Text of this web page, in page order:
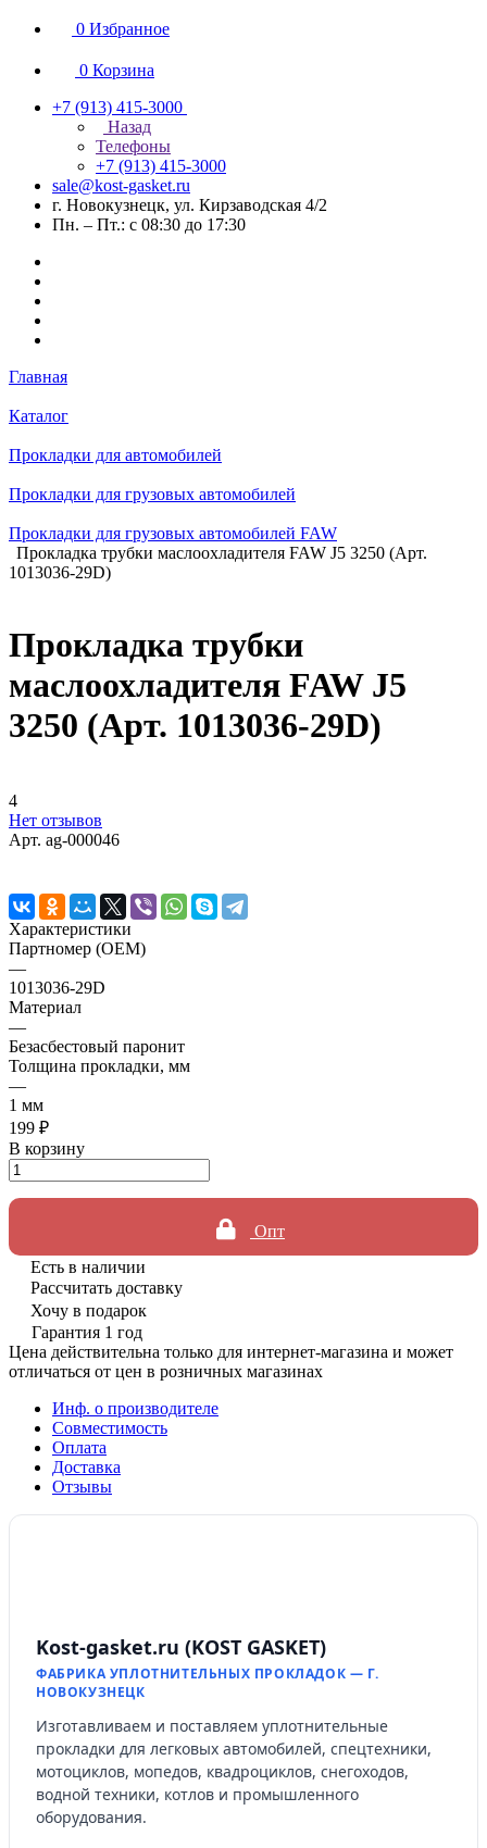
0 Избранное
0 Корзина
+7 (913) 415-3000
Назад
Телефоны
+7 (913) 415-3000
sale@kost-gasket.ru
г. Новокузнецк, ул. Кирзаводская 4/2
Пн. – Пт.: с 08:30 до 17:30
Главная
Каталог
Прокладки для автомобилей
Прокладки для грузовых автомобилей
Прокладки для грузовых автомобилей FAW
Прокладка трубки маслоохладителя FAW J5 3250 (Арт.
1013036-29D)
Прокладка трубки
маслоохладителя FAW J5
3250 (Арт. 1013036-29D)
4
Нет отзывов
Арт. ag-000046
Характеристики
Партномер (OEM)
—
1013036-29D
Материал
—
Безасбестовый паронит
Толщина прокладки, мм
—
1 мм
199 ₽
В корзину
Опт
Есть в наличии
Рассчитать доставку
Хочу в подарок
Гарантия 1 год
Цена действительна только для интернет-магазина и может
отличаться от цен в розничных магазинах
Инф. о производителе
Совместимость
Оплата
Доставка
Отзывы
Kost-gasket.ru (KOST GASKET)
ФАБРИКА УПЛОТНИТЕЛЬНЫХ ПРОКЛАДОК — Г.
НОВОКУЗНЕЦК
Изготавливаем и поставляем уплотнительные
прокладки для легковых автомобилей, спецтехники,
мотоциклов, мопедов, квадроциклов, снегоходов,
водной техники, котлов и промышленного
оборудования.